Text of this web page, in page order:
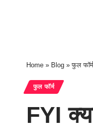
Home » Blog »फुल फॉर्म
फुल फॉर्म
FYI